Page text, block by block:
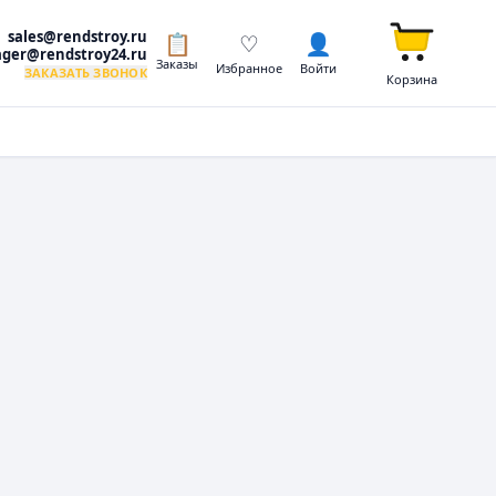
sales@rendstroy.ru
ЗАКАЗАТЬ ЗВОНОК
📋
Заказы
♡
Избранное
👤
Войти
Корзина